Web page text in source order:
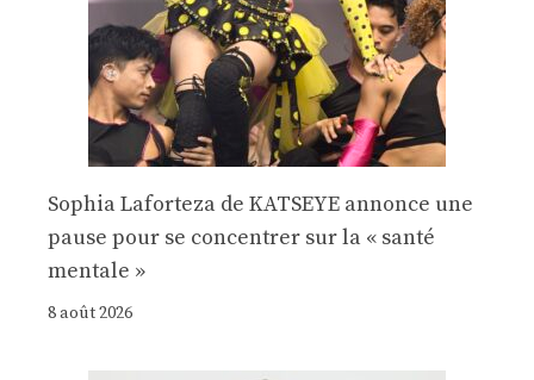
Sophia Laforteza de KATSEYE annonce une
pause pour se concentrer sur la « santé
mentale »
8 août 2026